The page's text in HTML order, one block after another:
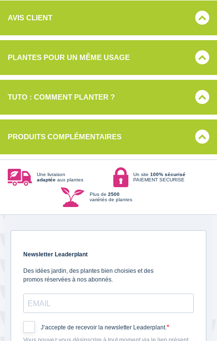
AVIS CLIENT
PLANTES POUR UN MÊME USAGE
TUTO : COMMENT PLANTER ?
PRODUITS COMPLÉMENTAIRES
Une livraison
adaptée aux plantes
Un site 100% sécurisé
PAIEMENT SECURISE
Plus de 2500
variétés de plantes
Newsletter Leaderplant
Des idées jardin, des plantes bien choisies et des
promos réservées à nos abonnés.
J’accepte de recevoir la newsletter Leaderplant.